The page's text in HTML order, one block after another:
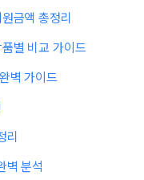
금액 총정리
별 비교 가이드
벽 가이드
리
벽 분석